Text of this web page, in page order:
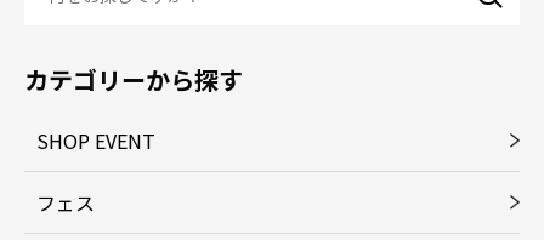
カテゴリーから探す
SHOP EVENT
フェス